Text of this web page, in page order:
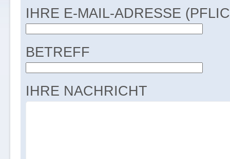
IHRE E-MAIL-ADRESSE
BETREFF
IHRE NACHRICHT